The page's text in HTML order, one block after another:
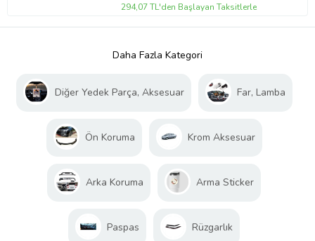
294,07 TL'den Başlayan Taksitlerle
Daha Fazla Kategori
Diğer Yedek Parça, Aksesuar Far, Lamba
Ön Koruma Krom Aksesuar
Arka Koruma Arma Sticker
Paspas Rüzgarlık